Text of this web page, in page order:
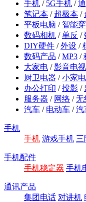
手机 / 5G手机 /
笔记本 / 超极本 /
平板电脑 / 智能
数码相机 /单反 /
DIY硬件 /外设 /
数码产品 /MP3 /
大家电 /影音电视
厨卫电器 /小家电
办公打印 /投影 /
服务器 / 网络 /无
汽车 / 电动车 /汽
手机
手机 游戏手机 三
手机配件
手机稳定器 手机
通讯产品
集团电话 对讲机